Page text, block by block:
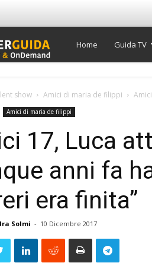
Super
TV
Home Guida TV
show Amici di maria de filippi
Amici di maria de filippi
17, Luca
anni fa
era finita”
Solmi - 10 Dicembre 2017